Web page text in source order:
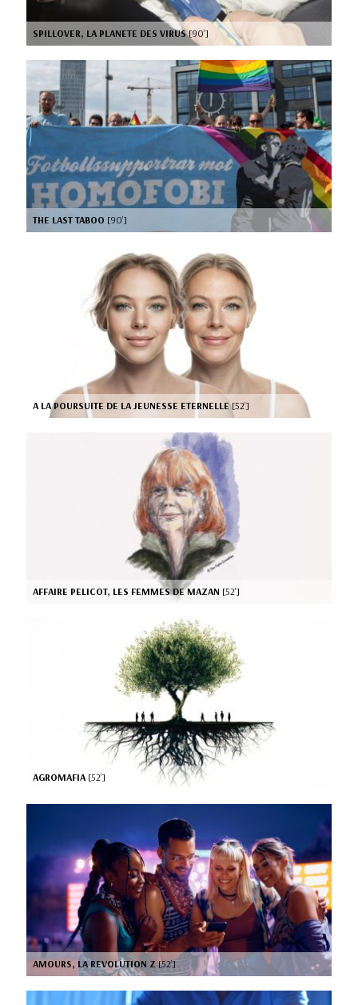
SPILLOVER, LA PLANETE DES VIRUS[90’]
THE LAST TABOO [90’]
A LA POURSUITE DE LA JEUNESSE ETERNELLE[52’]
AFFAIRE PELICOT, LES FEMMES DE MAZAN [52’]
AGROMAFIA [52’]
AMOURS, LA REVOLUTION Z[52’]